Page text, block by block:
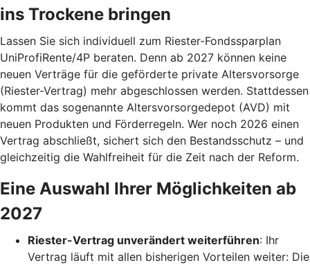
ins Trockene bringen
Lassen Sie sich individuell zum Riester-Fondssparplan
UniProfiRente/4P beraten. Denn ab 2027 können keine
neuen Verträge für die geförderte private Altersvorsorge
(Riester-Vertrag) mehr abgeschlossen werden. Stattdessen
kommt das sogenannte Altersvorsorgedepot (AVD) mit
neuen Produkten und Förderregeln. Wer noch 2026 einen
Vertrag abschließt, sichert sich den Bestandsschutz – und
gleichzeitig die Wahlfreiheit für die Zeit nach der Reform.
Eine Auswahl Ihrer Möglichkeiten ab
2027
Riester-Vertrag unverändert weiterführen: Ihr
Vertrag läuft mit allen bisherigen Vorteilen weiter: Die